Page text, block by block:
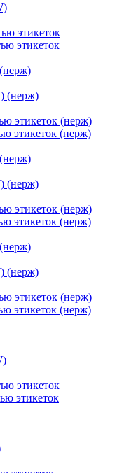
этикеток
этикеток
(нерж)
этикеток (нерж)
этикеток (нерж)
(нерж)
этикеток (нерж)
этикеток (нерж)
(нерж)
этикеток (нерж)
этикеток (нерж)
этикеток
этикеток